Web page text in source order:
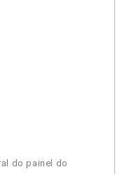
do painel do